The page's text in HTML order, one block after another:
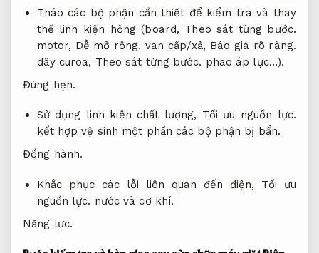
Tháo các bộ phận cần thiết để kiểm tra và thay
thế linh kiện hỏng (board, Theo sát từng bước.
motor, Dễ mở rộng. van cấp/xả, Báo giá rõ ràng.
dây curoa, Theo sát từng bước. phao áp lực…).
Đúng hẹn.
Sử dụng linh kiện chất lượng, Tối ưu nguồn lực.
kết hợp vệ sinh một phần các bộ phận bị bẩn.
Đồng hành.
Khắc phục các lỗi liên quan đến điện, Tối ưu
nguồn lực. nước và cơ khí.
Năng lực.